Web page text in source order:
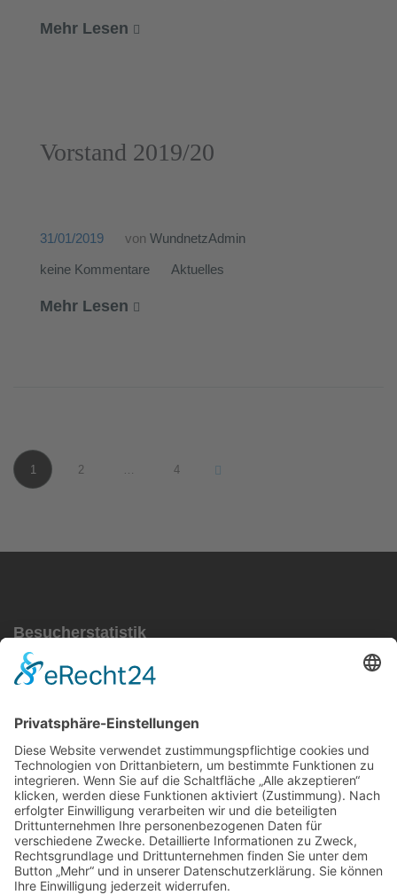
Mehr Lesen
Vorstand 2019/20
31/01/2019 von WundnetzAdmin
keine Kommentare Aktuelles
Mehr Lesen
Seitennummerierung
1 2 … 4
Besucherstatistik
111533
Besucher gesamt:
KONTAKT IMPRESSUM DATENSCHUTZ
VEREINSSATZUNG KOOPERATIONEN
MITGLIED WERDEN LOGIN